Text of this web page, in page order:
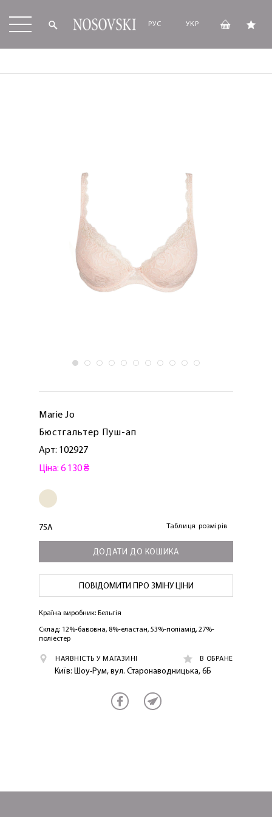
РУС УКР
Marie Jo
Бюстгальтер Пуш-ап
Арт: 102927
Ціна: 6 130 ₴
75A Таблиця розмірів
ДОДАТИ ДО КОШИКА
ПОВІДОМИТИ ПРО ЗМІНУ ЦІНИ
Країна виробник: Бельгія
Склад: 12%-бавовна, 8%-еластан, 53%-поліамід, 27%-
поліестер
НАЯВНІСТЬ У МАГАЗИНІ В ОБРАНЕ
Київ: Шоу-Рум, вул. Старонаводницька, 6Б
NOSOVSKI.COM! ПРИЙМІТЬ ВІД НАС
ПЕРШЕ ПОКУПКУ
ОТРИМАТИ!